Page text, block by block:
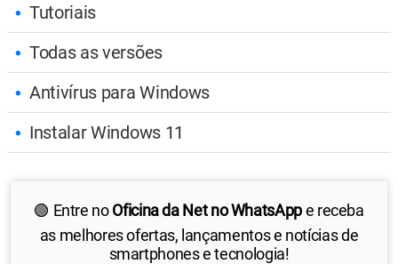
Tutoriais
Todas as versões
Antivírus para Windows
Instalar Windows 11
🟢 Entre noOficina da Net no WhatsAppe receba
as melhores ofertas, lançamentos e notícias de
smartphones e tecnologia!